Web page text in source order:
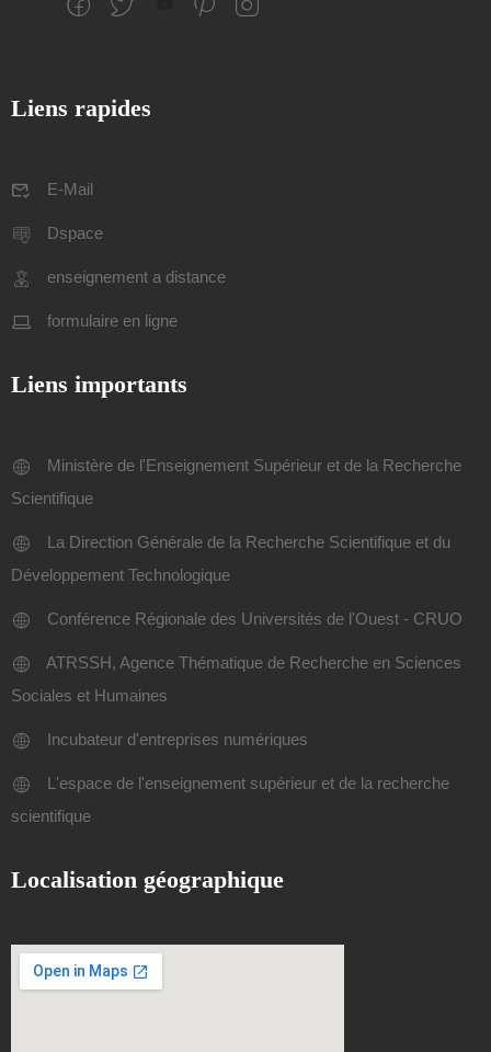
Liens rapides
E-Mail
Dspace
enseignement a distance
formulaire en ligne
Liens importants
Ministère de l'Enseignement Supérieur et de la Recherche
Scientifique
La Direction Générale de la Recherche Scientifique et du
Développement Technologique
Conférence Régionale des Universités de l'Ouest - CRUO
ATRSSH, Agence Thématique de Recherche en Sciences
Sociales et Humaines
Incubateur d'entreprises numériques
L'espace de l'enseignement supérieur et de la recherche
scientifique
Localisation géographique